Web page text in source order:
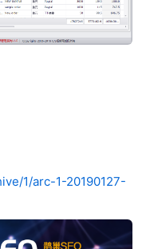
1/arc-1-20190127-